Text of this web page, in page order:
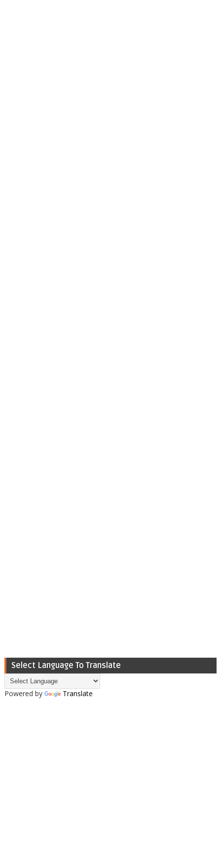
Select Language To Translate
Powered by Translate